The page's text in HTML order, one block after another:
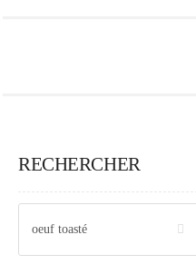
RECHERCHER